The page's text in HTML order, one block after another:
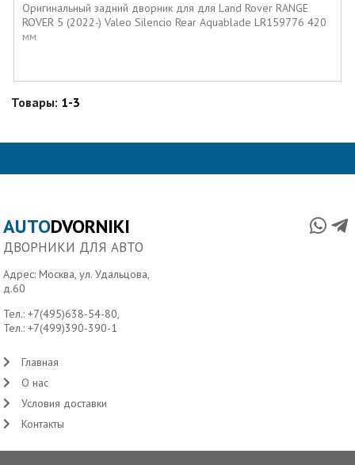
Оригинальный задний дворник для для Land Rover RANGE
ROVER 5 (2022-) Valeo Silencio Rear Aquablade LR159776 420
мм
Товары: 1-3
AUTODVORNIKI
ДВОРНИКИ ДЛЯ АВТО
Адрес: Москва, ул. Удальцова,
д.60
Тел.:+7(495)638-54-80,
Тел.:+7(499)390-390-1
Главная
О нас
Условия доставки
Контакты